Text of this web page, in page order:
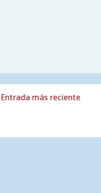
Entrada más reciente